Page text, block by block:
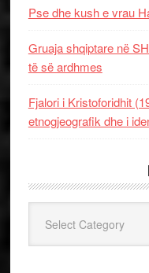
Pse dhe kush e vrau
Gruaja shqiptare në
të së ardhmes
Fjalori i Kristoforidhit
etnogjeografik dhe i